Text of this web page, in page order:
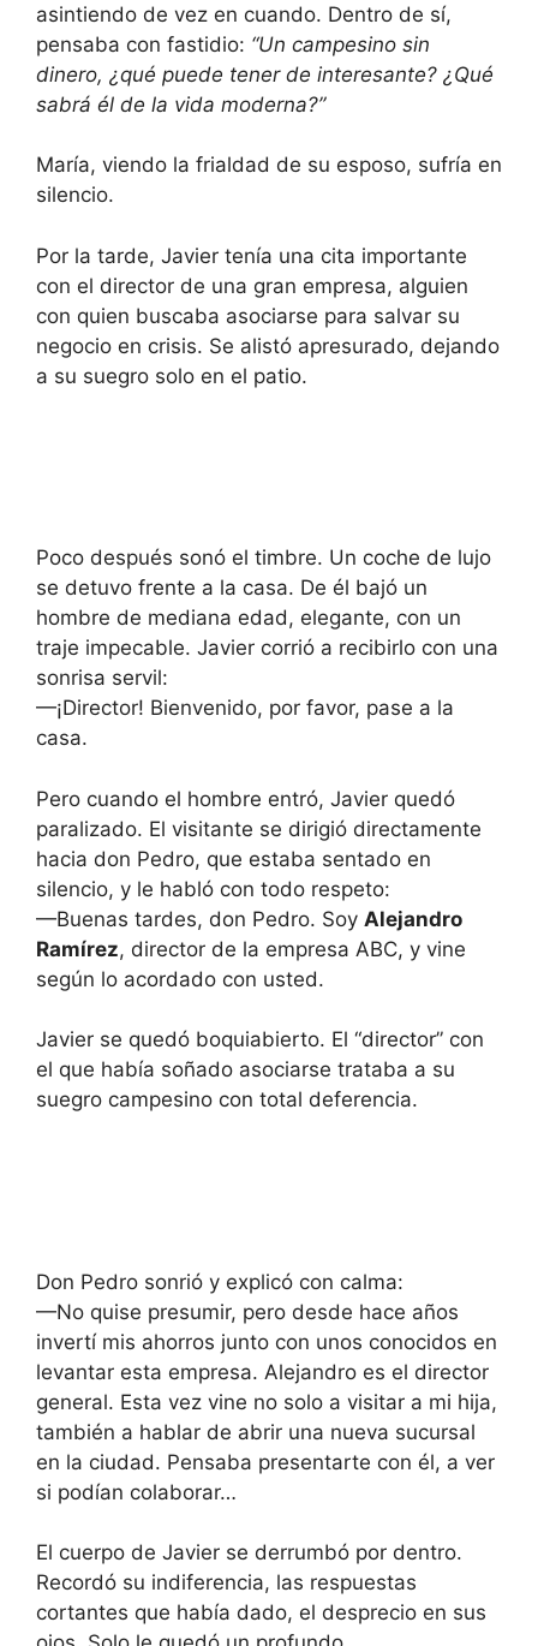
asintiendo de vez en cuando. Dentro de sí,
pensaba con fastidio: “Un campesino sin
dinero, ¿qué puede tener de interesante? ¿Qué
sabrá él de la vida moderna?”
María, viendo la frialdad de su esposo, sufría en
silencio.
Por la tarde, Javier tenía una cita importante
con el director de una gran empresa, alguien
con quien buscaba asociarse para salvar su
negocio en crisis. Se alistó apresurado, dejando
a su suegro solo en el patio.
Poco después sonó el timbre. Un coche de lujo
se detuvo frente a la casa. De él bajó un
hombre de mediana edad, elegante, con un
traje impecable. Javier corrió a recibirlo con una
sonrisa servil:
—¡Director! Bienvenido, por favor, pase a la
casa.
Pero cuando el hombre entró, Javier quedó
paralizado. El visitante se dirigió directamente
hacia don Pedro, que estaba sentado en
silencio, y le habló con todo respeto:
—Buenas tardes, don Pedro. Soy Alejandro
Ramírez, director de la empresa ABC, y vine
según lo acordado con usted.
Javier se quedó boquiabierto. El “director” con
el que había soñado asociarse trataba a su
suegro campesino con total deferencia.
Don Pedro sonrió y explicó con calma:
—No quise presumir, pero desde hace años
invertí mis ahorros junto con unos conocidos en
levantar esta empresa. Alejandro es el director
general. Esta vez vine no solo a visitar a mi hija,
también a hablar de abrir una nueva sucursal
en la ciudad. Pensaba presentarte con él, a ver
si podían colaborar…
El cuerpo de Javier se derrumbó por dentro.
Recordó su indiferencia, las respuestas
cortantes que había dado, el desprecio en sus